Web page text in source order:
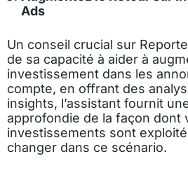
Ads
Un conseil crucial sur
de sa capacité à aider à
investissement dans les
compte, en offrant des
insights, l’assistant fournit
approfondie de la façon dont
investissements sont
changer dans ce scénario.